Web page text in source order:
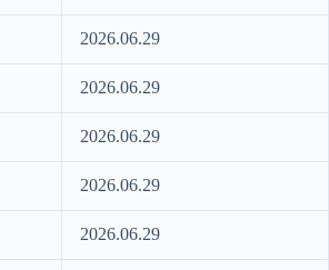
2026.06.29
2026.06.29
2026.06.29
2026.06.29
2026.06.29